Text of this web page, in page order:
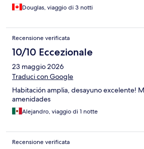
Douglas, viaggio di 3 notti
Recensione verificata
10/10 Eccezionale
23 maggio 2026
Traduci con Google
Habitación amplia, desayuno excelente!
amenidades
Alejandro, viaggio di 1 notte
Recensione verificata